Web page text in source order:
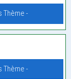
Thème -
Thème -